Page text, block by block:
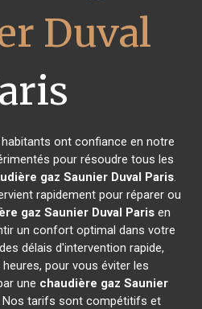
Duval
habitants ont confiance en notre
pour résoudre tous les
gaz Saunier Duval Paris.
rapidement pour réparer ou
gaz Saunier Duval Parisen
un confort optimal dans votre
délais d'intervention rapide,
pour vous éviter les
une chaudière gaz Saunier
Nos tarifs sont compétitifs et